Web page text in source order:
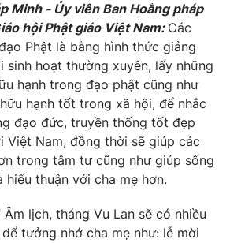
Bất động sản
Tấm lòng Việt
Vươn mình bằng AI
VTV8
Minh - Ủy viên Ban Hoằng pháp
hội Phật giáo Việt Nam: Các
Phật là bằng hình thức giảng
sinh hoạt thường xuyên, lấy những
hạnh trong đạo phật cũng như
hạnh tốt trong xã hội, để nhắc
đạo đức, truyền thống tốt đẹp
Việt Nam, đồng thời sẽ giúp các
trong tâm tư cũng như giúp sống
thuận với cha mẹ hơn.
lịch, tháng Vu Lan sẽ có nhiều
tưởng nhớ cha mẹ như: lễ mời